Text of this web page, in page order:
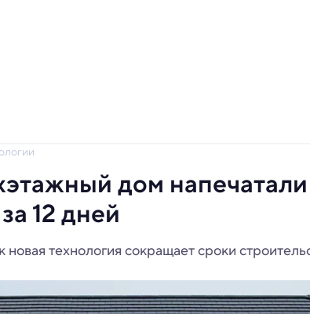
дом
12 дней
технология сокращает сроки